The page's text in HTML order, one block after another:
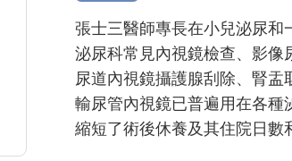
張士三醫師專長在小兒泌尿和
泌尿科常見內視鏡檢查、影像
尿道內視鏡攝護腺刮除、腎
輸尿管內視鏡已普遍用在各種
縮短了術後休養及其住院日數